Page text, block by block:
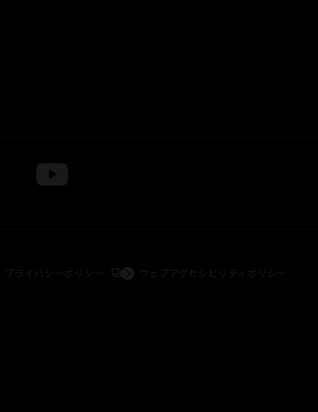
プライバシーポリシー 外部サイトへ（新しいタブで開きます）
ウェブアクセシビリティポリシー
社/CIA